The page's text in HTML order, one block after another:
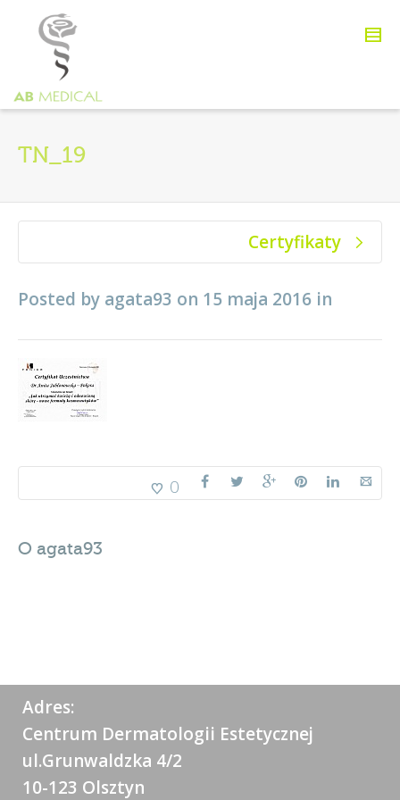
TN_19
Certyfikaty
Posted by agata93 on 15 maja 2016 in
0
O agata93
Adres:
Centrum Dermatologii Estetycznej
ul.Grunwaldzka 4/2
10-123 Olsztyn